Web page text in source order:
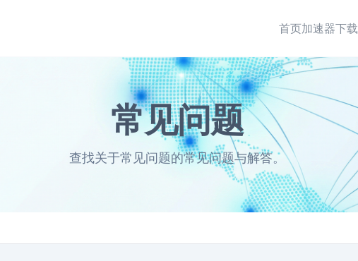
首页加速器下载
常见问题
查找关于常见问题的常见问题与解答。